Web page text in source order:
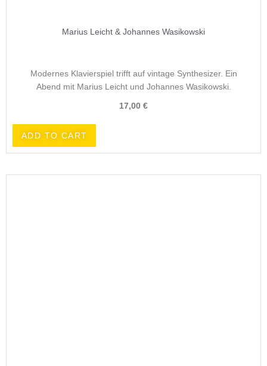
Marius Leicht & Johannes Wasikowski
Modernes Klavierspiel trifft auf vintage Synthesizer. Ein
Abend mit Marius Leicht und Johannes Wasikowski.
17,00 €
ADD TO CART